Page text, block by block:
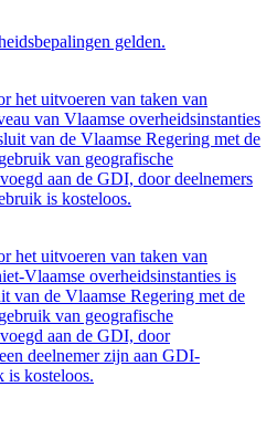
gelden.
het uitvoeren van taken van
van Vlaamse overheidsinstanties
van de Vlaamse Regering met de
van geografische
aan de GDI, door deelnemers
is kosteloos.
het uitvoeren van taken van
Vlaamse overheidsinstanties is
van de Vlaamse Regering met de
van geografische
aan de GDI, door
deelnemer zijn aan GDI-
is kosteloos.